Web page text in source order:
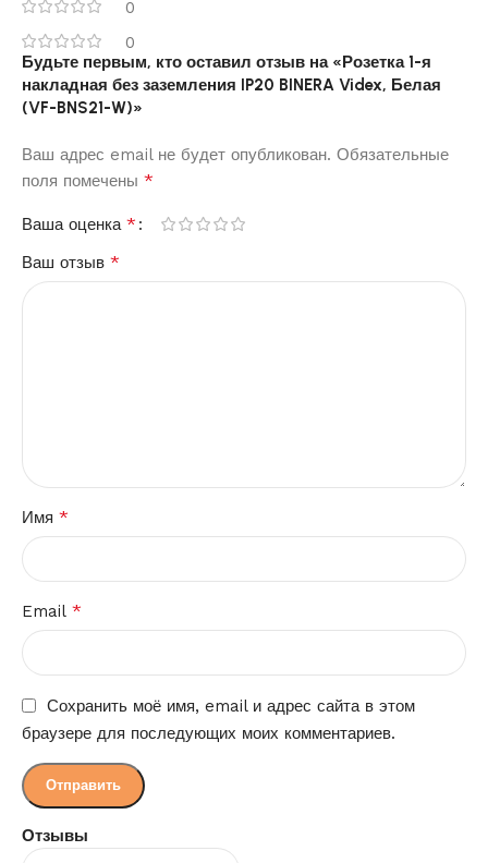
0
0
Отзывы
Будьте первым, кто оставил отзыв на «Розетка 1-я
накладная без заземления IP20 BINERA Videx, Белая
(VF-BNS21-W)»
Ваш адрес email не будет опубликован. Обязательные
поля помечены *
Ваша оценка *
Ваш отзыв *
Имя *
Email *
Сохранить моё имя, email и адрес сайта в этом
браузере для последующих моих комментариев.